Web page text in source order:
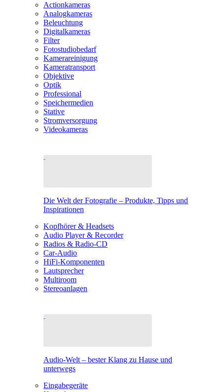
Actionkameras
Analogkameras
Beleuchtung
Digitalkameras
Filter
Fotostudiobedarf
Kamerareinigung
Kameratransport
Objektive
Optik
Professional
Speichermedien
Stative
Stromversorgung
Videokameras
Die Welt der Fotografie – Produkte, Tipps und
Inspirationen
Kopfhörer & Headsets
Audio Player & Recorder
Radios & Radio-CD
Car-Audio
HiFi-Komponenten
Lautsprecher
Multiroom
Stereoanlagen
Audio-Welt – bester Klang zu Hause und
unterwegs
Eingabegeräte